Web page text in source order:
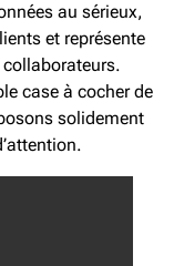
au sérieux,
et représente
collaborateurs.
case à cocher de
solidement